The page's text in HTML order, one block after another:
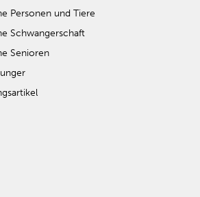
Personen und Tiere
Schwangerschaft
Senioren